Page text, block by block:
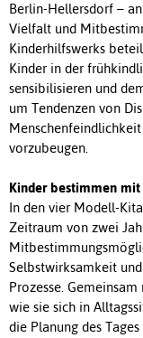
Berlin-Hellersdorf –
Vielfalt und
Kinderhilfswerks
Kinder in der
sensibilisieren und
um Tendenzen von
vorzubeugen.
Kinder bestimmen mit
In den vier Modell-
Zeitraum von zwei
Selbstwirksamkeit
Prozesse.
wie sie sich in
die Planung des